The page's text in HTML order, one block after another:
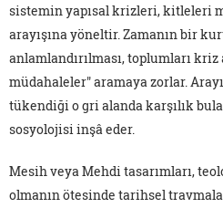
sistemin yapısal krizleri, kitleleri
arayışına yöneltir. Zamanın bir
anlamlandırılması, toplumları
müdahaleler" aramaya zorlar.
tükendiği o gri alanda karşılık
sosyolojisi inşâ eder.
Mesih veya Mehdi tasarımları,
olmanın ötesinde tarihsel